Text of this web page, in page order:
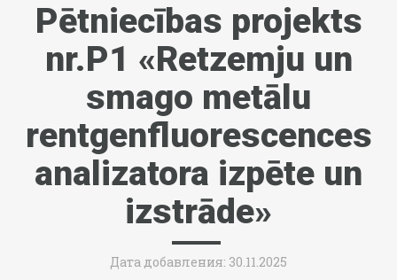
Pētniecības projekts
nr.P1 «Retzemju un
smago metālu
rentgenfluorescences
analizatora izpēte un
izstrāde»
Дата добавления: 30.11.2025